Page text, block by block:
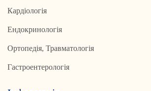
Кардіологія
Ендокринологія
Ортопедія, Травматологія
Гастроентерологія